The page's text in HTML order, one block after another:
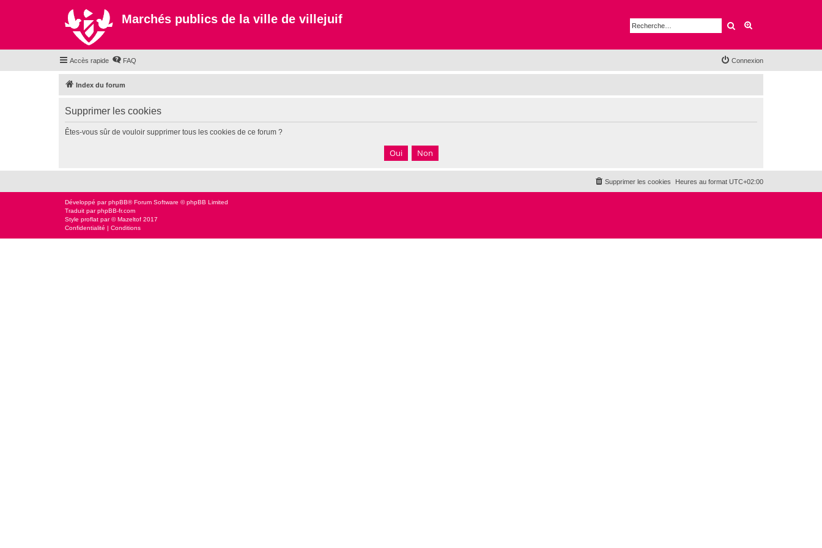
Marchés publics de la ville de villejuif Rechercher
Accès rapide FAQ Connexion
Index du forum
Supprimer les cookies
Êtes-vous sûr de vouloir supprimer tous les cookies de ce forum ?
Heures au format UTC+02:00
Supprimer les cookies
Développé parphpBB® Forum Software © phpBB Limited
Traduit parphpBB-fr.com
Style proflat par ©Mazeltof 2017
Confidentialité | Conditions